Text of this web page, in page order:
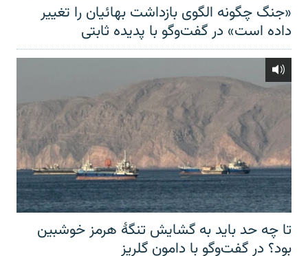
«جنگ چگونه الگوی بازداشت بهائیان را تغییر
داده است» در گفت‌وگو با پدیده ثابتی
تا چه حد باید به گشایش تنگهٔ هرمز خوشبین
بود؟ در گفت‌وگو با دامون گلریز